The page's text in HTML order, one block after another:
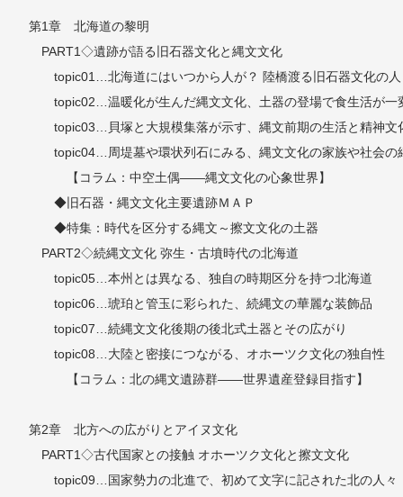
第1章 北海道の黎明
PART1◇遺跡が語る旧石器文化と縄文文化
topic01…北海道にはいつから人が？ 陸橋渡る旧石器文化の人
topic02…温暖化が生んだ縄文文化、土器の登場で食生活が一
topic03…貝塚と大規模集落が示す、縄文前期の生活と精神文
topic04…周堤墓や環状列石にみる、縄文文化の家族や社会の
【コラム：中空土偶――縄文文化の心象世界】
◆旧石器・縄文文化主要遺跡ＭＡＰ
◆特集：時代を区分する縄文～擦文文化の土器
PART2◇続縄文文化 弥生・古墳時代の北海道
topic05…本州とは異なる、独自の時期区分を持つ北海道
topic06…琥珀と管玉に彩られた、続縄文の華麗な装飾品
topic07…続縄文文化後期の後北式土器とその広がり
topic08…大陸と密接につながる、オホーツク文化の独自性
【コラム：北の縄文遺跡群――世界遺産登録目指す】
第2章 北方への広がりとアイヌ文化
PART1◇古代国家との接触 オホーツク文化と擦文文化
topic09…国家勢力の北進で、初めて文字に記された北の人々